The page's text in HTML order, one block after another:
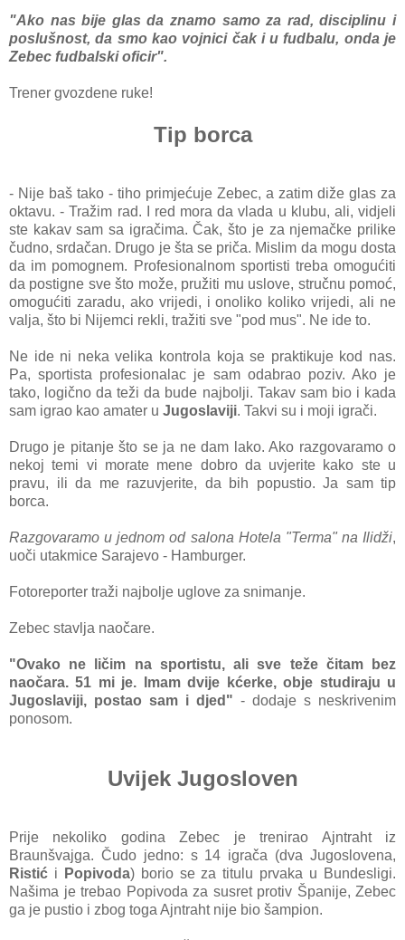
"Ako nas bije glas da znamo samo za rad, disciplinu i
poslušnost, da smo kao vojnici čak i u fudbalu, onda je
Zebec fudbalski oficir".
Trener gvozdene ruke!
Tip borca
- Nije baš tako - tiho primjećuje Zebec, a zatim diže glas za
oktavu. - Tražim rad. I red mora da vlada u klubu, ali, vidjeli
ste kakav sam sa igračima. Čak, što je za njemačke prilike
čudno, srdačan. Drugo je šta se priča. Mislim da mogu dosta
da im pomognem. Profesionalnom sportisti treba omogućiti
da postigne sve što može, pružiti mu uslove, stručnu pomoć,
omogućiti zaradu, ako vrijedi, i onoliko koliko vrijedi, ali ne
valja, što bi Nijemci rekli, tražiti sve "pod mus". Ne ide to.
Ne ide ni neka velika kontrola koja se praktikuje kod nas.
Pa, sportista profesionalac je sam odabrao poziv. Ako je
tako, logično da teži da bude najbolji. Takav sam bio i kada
sam igrao kao amater u Jugoslaviji. Takvi su i moji igrači.
Drugo je pitanje što se ja ne dam lako. Ako razgovaramo o
nekoj temi vi morate mene dobro da uvjerite kako ste u
pravu, ili da me razuvjerite, da bih popustio. Ja sam tip
borca.
Razgovaramo u jednom od salona Hotela "Terma" na Ilidži,
uoči utakmice Sarajevo - Hamburger.
Fotoreporter traži najbolje uglove za snimanje.
Zebec stavlja naočare.
"Ovako ne ličim na sportistu, ali sve teže čitam bez
naočara. 51 mi je. Imam dvije kćerke, obje studiraju u
Jugoslaviji, postao sam i djed" - dodaje s neskrivenim
ponosom.
Uvijek Jugosloven
Prije nekoliko godina Zebec je trenirao Ajntraht iz
Braunšvajga. Čudo jedno: s 14 igrača (dva Jugoslovena,
Ristić i Popivoda) borio se za titulu prvaka u Bundesligi.
Našima je trebao Popivoda za susret protiv Španije, Zebec
ga je pustio i zbog toga Ajntraht nije bio šampion.